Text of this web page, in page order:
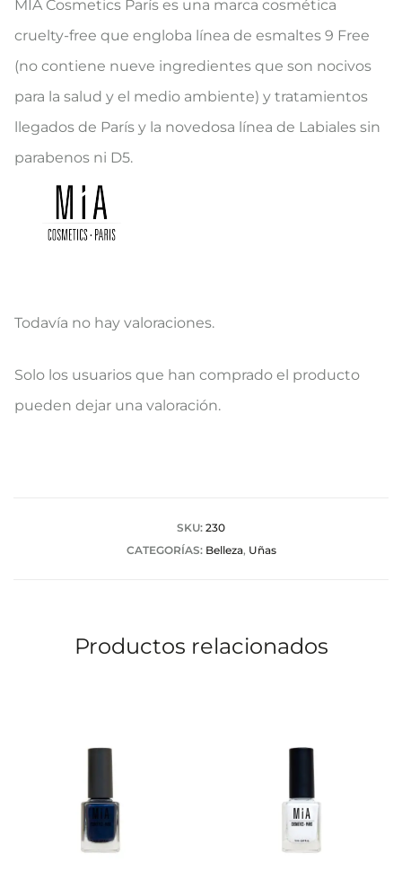
MIA Cosmetics París es una marca cosmética
cruelty-free que engloba línea de esmaltes 9 Free
(no contiene nueve ingredientes que son nocivos
para la salud y el medio ambiente) y tratamientos
llegados de París y la novedosa línea de Labiales sin
parabenos ni D5.
V
a
Todavía no hay valoraciones.
Solo los usuarios que han comprado el producto
pueden dejar una valoración.
SKU: 230
CATEGORÍAS: Belleza, Uñas
Productos relacionados